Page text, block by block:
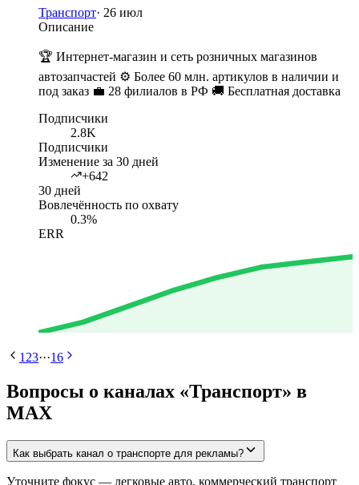
Транспорт· 26 июл
Описание
🏆 Интернет-магазин и сеть розничных магазинов
автозапчастей ⚙️ Более 60 млн. артикулов в наличии и
под заказ 💼 28 филиалов в РФ 🚚 Бесплатная доставка
Подписчики
2.8K
Подписчики
Изменение за 30 дней
+642
30 дней
Вовлечённость по охвату
0.3%
ERR
1 23···16
Вопросы о каналах «Транспорт» в
MAX
Как выбрать канал о транспорте для рекламы?
Уточните фокус — легковые авто, коммерческий транспорт